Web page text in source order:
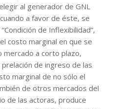
al generador de GNL
a favor de éste, se
de Inflexibilidad”,
costo marginal en que se
mercado a corto plazo,
de ingreso de las
marginal de no sólo el
de otros mercados del
de las actoras, produce